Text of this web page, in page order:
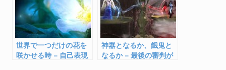
世界で一つだけの花を
咲かせる時 – 自己表現
神器となるか、餓鬼と
なるか – 最後の審判が